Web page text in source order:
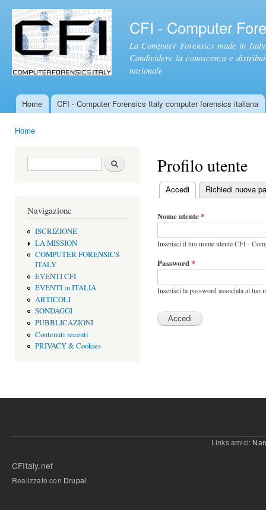
CFI - Computer
La Computer Forensics made in
Condividere la conoscenza e
nazionale
Menu principale
Home CFI - Computer Forensics Italy computer forensics italiana
Home
Form di ricerca Cerca
Navigazione
ISCRIZIONE
LA MISSION
COMPUTER FORENSICS
ITALY
EVENTI CFI
EVENTI in ITALIA
ARTICOLI
SONDAGGI
PUBBLICAZIONI
Contenuti recenti
PRIVACY & Cookies
Profilo utente
Schede primarie
Accedi (scheda attiva)
Richiedi nuova
Nome utente*
Inserisci il tuo nome utente CFI -
Password*
Inserisci la password associata al tuo
Links amici:
CFItaly.net
Realizzato con Drupal